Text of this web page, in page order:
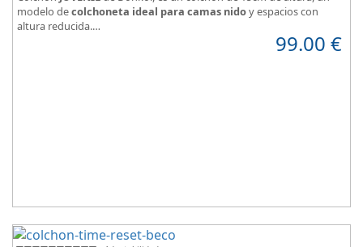
modelo decolchoneta ideal para camas nidoy espacios con
altura reducida.
suelen elegir
99.00 €